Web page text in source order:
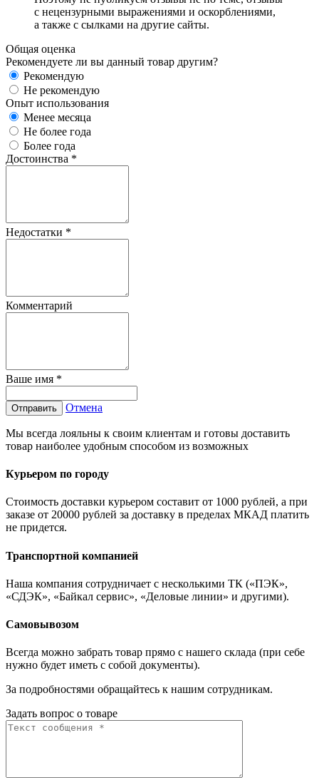
с нецензурными выражениями и оскорблениями,
а также с сылками на другие сайты.
Общая оценка
Рекомендуете ли вы данный товар другим?
Рекомендую
Не рекомендую
Опыт использования
Менее месяца
Не более года
Более года
Достоинства *
Недостатки *
Комментарий
Ваше имя *
Отправить Отмена
Мы всегда лояльны к своим клиентам и готовы доставить
товар наиболее удобным способом из возможных
Курьером по городу
Стоимость доставки курьером составит от 1000 рублей, а при
заказе от 20000 рублей за доставку в пределах МКАД платить
не придется.
Транспортной компанией
Наша компания сотрудничает с несколькими ТК («ПЭК»,
«СДЭК», «Байкал сервис», «Деловые линии» и другими).
Самовывозом
Всегда можно забрать товар прямо с нашего склада (при себе
нужно будет иметь с собой документы).
За подробностями обращайтесь к нашим сотрудникам.
Задать вопрос о товаре